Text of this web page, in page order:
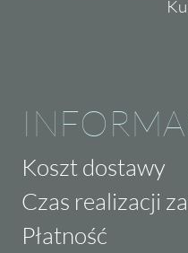
Koszt dostawy
Czas realizacji
Płatność